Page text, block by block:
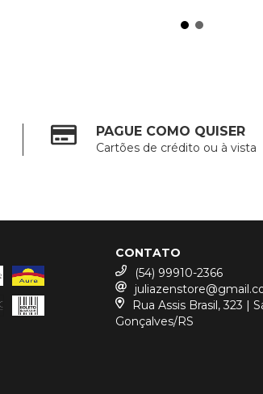
PAGUE COMO QUISER
Cartões de crédito ou à vista
CONTATO
(54) 99910-2366
Rua Assis Brasil, 323 |
Gonçalves/RS